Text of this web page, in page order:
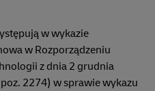
w wykazie
w Rozporządzeniu
z dnia 2 grudnia
2274) w sprawie wykazu